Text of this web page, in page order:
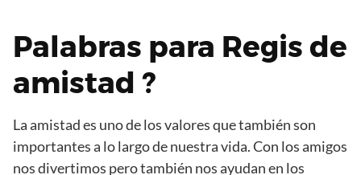
Palabras para Regis de
amistad ?
La amistad es uno de los valores que también son
importantes a lo largo de nuestra vida. Con los amigos
nos divertimos pero también nos ayudan en los